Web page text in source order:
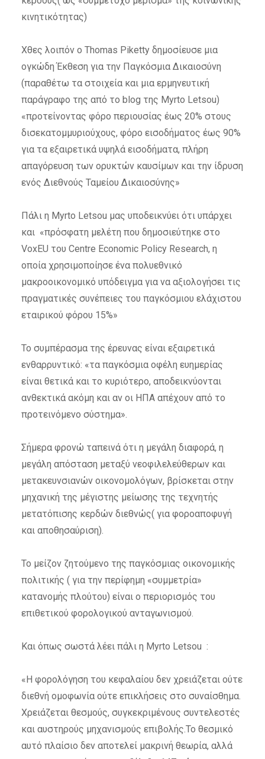
κινητικότητας)
Χθες λοιπόν ο Thomas Piketty δημοσίευσε μια
ογκώδη Έκθεση για την Παγκόσμια Δικαιοσύνη
(παραθέτω τα στοιχεία και μια ερμηνευτική
παράγραφο της από το blog της Myrto Letsou)
«προτείνοντας φόρο περιουσίας έως 20% στους
δισεκατομμυριούχους, φόρο εισοδήματος έως 90%
για τα εξαιρετικά υψηλά εισοδήματα, πλήρη
απαγόρευση των ορυκτών καυσίμων και την ίδρυση
ενός Διεθνούς Ταμείου Δικαιοσύνης»
Πάλι η Myrto Letsou μας υποδεικνύει ότι υπάρχει
και «πρόσφατη μελέτη που δημοσιεύτηκε στο
VoxEU του Centre Economic Policy Research, η
οποία χρησιμοποίησε ένα πολυεθνικό
μακροοικονομικό υπόδειγμα για να αξιολογήσει τις
πραγματικές συνέπειες του παγκόσμιου ελάχιστου
εταιρικού φόρου 15%»
Το συμπέρασμα της έρευνας είναι εξαιρετικά
ενθαρρυντικό: «τα παγκόσμια οφέλη ευημερίας
είναι θετικά και το κυριότερο, αποδεικνύονται
ανθεκτικά ακόμη και αν οι ΗΠΑ απέχουν από το
προτεινόμενο σύστημα».
Σήμερα φρονώ ταπεινά ότι η μεγάλη διαφορά, η
μεγάλη απόσταση μεταξύ νεοφιλελεύθερων και
μετακευνσιανών οικονομολόγων, βρίσκεται στην
μηχανική της μέγιστης μείωσης της τεχνητής
μετατόπισης κερδών διεθνώς( για φοροαποφυγή
και αποθησαύριση).
Το μείζον ζητούμενο της παγκόσμιας οικονομικής
πολιτικής ( για την περίφημη «συμμετρία»
κατανομής πλούτου) είναι ο περιορισμός του
επιθετικού φορολογικού ανταγωνισμού.
Και όπως σωστά λέει πάλι η Myrto Letsou :
«Η φορολόγηση του κεφαλαίου δεν χρειάζεται ούτε
διεθνή ομοφωνία ούτε επικλήσεις στο συναίσθημα.
Χρειάζεται θεσμούς, συγκεκριμένους συντελεστές
και αυστηρούς μηχανισμούς επιβολής.Το θεσμικό
αυτό πλαίσιο δεν αποτελεί μακρινή θεωρία, αλλά